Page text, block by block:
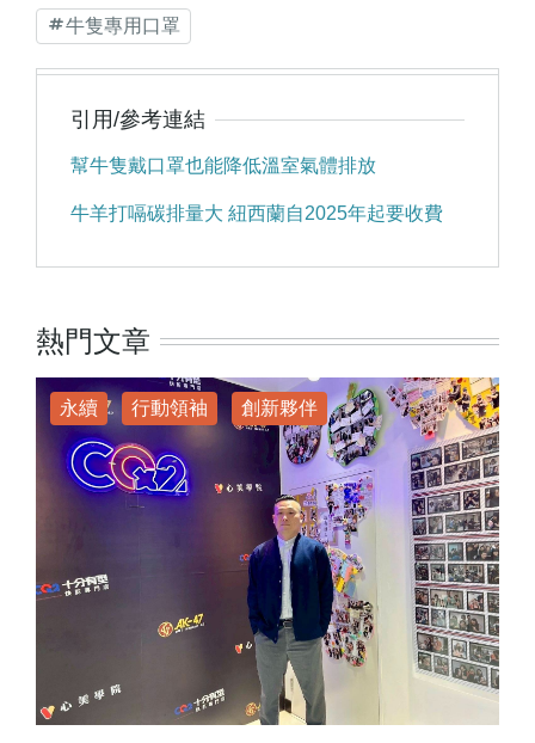
牛隻專用口罩
引用/參考連結
幫牛隻戴口罩也能降低溫室氣體排放
牛羊打嗝碳排量大 紐西蘭自2025年起要收費
熱門文章
永續 行動領袖 創新夥伴